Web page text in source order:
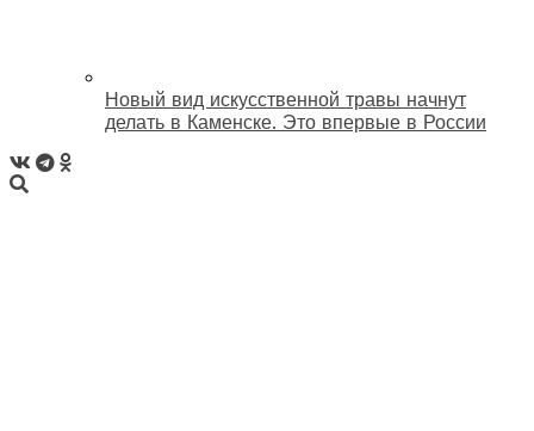
Новый вид искусственной травы начнут
делать в Каменске. Это впервые в России